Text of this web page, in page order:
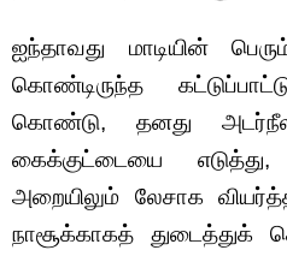
ஐந்தாவது மாடியின்
கொண்டிருந்த
கொண்டு, தனது அடர்நீல
கைக்குட்டையை எடுத்து,
அறையிலும் லேசாக
நாசூக்காகத் துடைத்துக்